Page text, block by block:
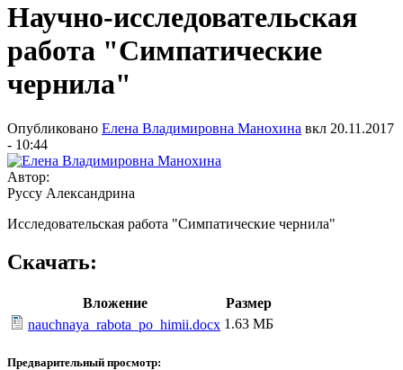
Научно-исследовательская
работа "Симпатические
чернила"
Опубликовано Елена Владимировна Манохина вкл 20.11.2017
- 10:44
Автор:
Руссу Александрина
Исследовательская работа "Симпатические чернила"
Скачать:
Вложение
Размер
nauchnaya_rabota_po_himii.docx 1.63 МБ
Предварительный просмотр: